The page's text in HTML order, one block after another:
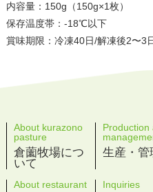
内容量：150g（150g×1枚）
保存温度帯：‐18℃以下
賞味期限：冷凍40日/解凍後2〜3
About kurazono
pasture
倉薗牧場につ
いて
Production
生産・管
About restaurant Inquiries